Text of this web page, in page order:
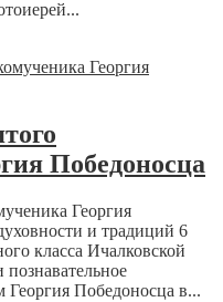
Победоносца
Георгия
и традиций 6
класса Ичалковской
Победоносца в...